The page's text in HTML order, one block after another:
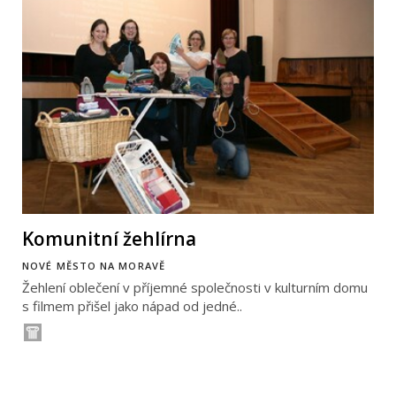
Komunitní žehlírna
NOVÉ MĚSTO NA MORAVĚ
Žehlení oblečení v příjemné společnosti v kulturním domu
s filmem přišel jako nápad od jedné..